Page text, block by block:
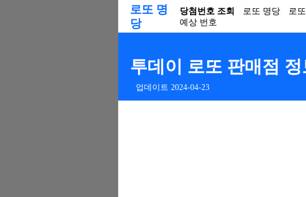
로또 명
당
당첨번호 조회 로또 명당 로
예상 번호
투데이 로또 판매점
업데이트 2024-04-23